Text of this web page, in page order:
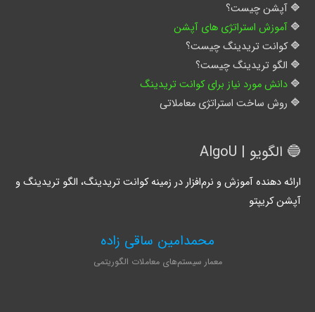
آپشن چیست؟
آموزش استراتژی های آپشن
کوانت تریدینگ چیست؟
الگو تریدینگ چیست؟
دانش مورد نیاز برای کوانت تریدینگ
روش ساخت استراتژی معاملاتی
🔵 الگویو | AlgoU
ارائه دهنده آموزش و نرم‌افزار در زمینه کوانت تریدینگ، الگو تریدینگ و
آپشن کریپتو
محمدامین ساقی زاده
معمار سیستم‌های معاملات الگوریتمی